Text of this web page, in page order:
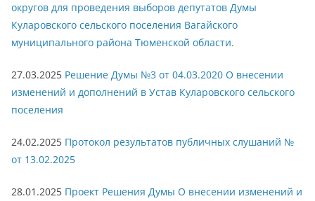
округов для проведения выборов депутатов Думы
Куларовского сельского поселения Вагайского
муниципального района Тюменской области.
27.03.2025 Решение Думы №3 от 04.03.2020 О внесении
изменений и дополнений в Устав Куларовского сельского
поселения
24.02.2025 Протокол результатов публичных слушаний №
от 13.02.2025
28.01.2025 Проект Решения Думы О внесении изменений и